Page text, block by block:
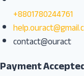
+8801780244761
contact@ouract
Payment